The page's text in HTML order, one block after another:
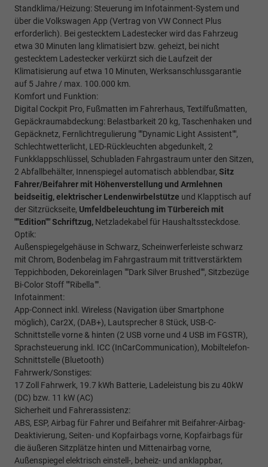
Standklima/Heizung: Steuerung im Infotainment-System und
über die Volkswagen App (Vertrag von VW Connect Plus
erforderlich). Bei gestecktem Ladestecker wird das Fahrzeug
etwa 30 Minuten lang klimatisiert bzw. geheizt, bei nicht
gestecktem Ladestecker verkürzt sich die Laufzeit der
Klimatisierung auf etwa 10 Minuten, Werksanschlussgarantie
auf 5 Jahre / max. 100.000 km.
Komfort und Funktion:
Digital Cockpit Pro, Fußmatten im Fahrerhaus, Textilfußmatten,
Gepäckraumabdeckung: Belastbarkeit 20 kg, Taschenhaken und
Gepäcknetz, Fernlichtregulierung ""Dynamic Light Assistent"",
Schlechtwetterlicht, LED-Rückleuchten abgedunkelt, 2
Funkklappschlüssel, Schubladen Fahrgastraum unter den Sitzen,
2 Abfallbehälter, Innenspiegel automatisch abblendbar, Sitz
Fahrer/Beifahrer mit Höhenverstellung und Armlehnen
beidseitig,elektrischer Lendenwirbelstütze und Klapptisch auf
der Sitzrückseite, Umfeldbeleuchtung im Türbereich mit
""Edition"" Schriftzug, Netzladekabel für Haushaltssteckdose.
Optik:
Außenspiegelgehäuse in Schwarz, Scheinwerferleiste schwarz
mit Chrom, Bodenbelag im Fahrgastraum mit trittverstärktem
Teppichboden, Dekoreinlagen ""Dark Silver Brushed"", Sitzbezüge
Bi-Color Stoff ""Ribella"".
Infotainment:
App-Connect inkl. Wireless (Navigation über Smartphone
möglich), Car2X, (DAB+), Lautsprecher 8 Stück, USB-C-
Schnittstelle vorne & hinten (2 USB vorne und 4 USB im FGSTR),
Sprachsteuerung inkl. ICC (InCarCommunication), Mobiltelefon-
Schnittstelle (Bluetooth)
Fahrwerk/Sonstiges:
17 Zoll Fahrwerk, 19.7 kWh Batterie, Ladeleistung bis zu 40kW
(DC) bzw. 11 kW (AC)
Sicherheit und Fahrerassistenz:
ABS, ESP, Airbag für Fahrer und Beifahrer mit Beifahrer-Airbag-
Deaktivierung, Seiten- und Kopfairbags vorne, Kopfairbags für
die äußeren Sitzplätze hinten und Mittenairbag vorne,
Außenspiegel elektrisch einstell-, beheiz- und anklappbar,